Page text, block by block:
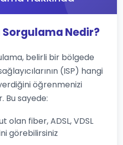
Nedir?
belirli bir bölgede
(ISP) hangi
öğrenmenizi
Bu sayede:
olan fiber, ADSL, VDSL
görebilirsiniz